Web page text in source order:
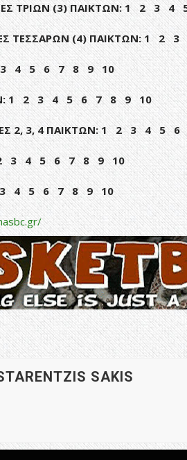
ΤΡΙΩΝ (3) ΠΑΙΚΤΩΝ: 1 2
ΤΕΣΣΑΡΩΝ (4) ΠΑΙΚΤΩΝ: 1
2 3 4 5 6 7 8 9 10
1 2 3 4 5 6 7 8 9 10
2, 3, 4 ΠΑΙΚΤΩΝ: 1 2 3 4 5
2 3 4 5 6 7 8 9 10
3 4 5 6 7 8 9 10
SAKIS